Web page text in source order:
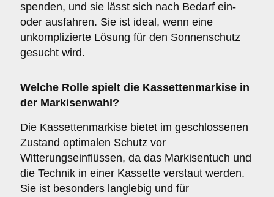
spenden, und sie lässt sich nach Bedarf ein-
oder ausfahren. Sie ist ideal, wenn eine
unkomplizierte Lösung für den Sonnenschutz
gesucht wird.
Welche Rolle spielt die Kassettenmarkise in
der Markisenwahl?
Die Kassettenmarkise bietet im geschlossenen
Zustand optimalen Schutz vor
Witterungseinflüssen, da das Markisentuch und
die Technik in einer Kassette verstaut werden.
Sie ist besonders langlebig und für